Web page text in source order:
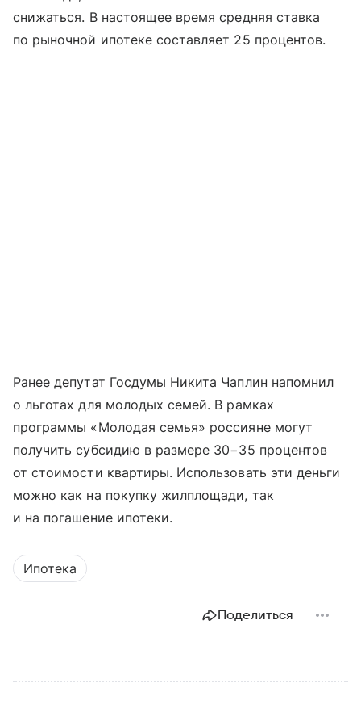
снижаться. В настоящее время средняя ставка
по рыночной ипотеке составляет 25 процентов.
Ранее депутат Госдумы Никита Чаплин напомнил
о льготах для молодых семей. В рамках
программы «Молодая семья» россияне могут
получить субсидию в размере 30−35 процентов
от стоимости квартиры. Использовать эти деньги
можно как на покупку жилплощади, так
и на погашение ипотеки.
Ипотека
Поделиться